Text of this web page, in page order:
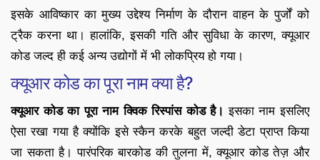
इसके आविष्कार का मुख्य उद्देश्य निर्माण के दौरान वाहन के पुर्जों को
ट्रैक करना था। हालांकि, इसकी गति और सुविधा के कारण, क्यूआर
कोड जल्द ही कई अन्य उद्योगों में भी लोकप्रिय हो गया।
क्यूआर कोड का पूरा नाम क्या है?
क्यूआर कोड का पूरा नाम क्विक रिस्पांस कोड है। इसका नाम इसलिए
ऐसा रखा गया है क्योंकि इसे स्कैन करके बहुत जल्दी डेटा प्राप्त किया
जा सकता है। पारंपरिक बारकोड की तुलना में, क्यूआर कोड तेज़ और